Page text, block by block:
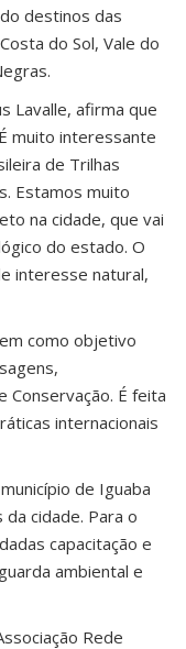
destinos das
do Sol, Vale do
Lavalle, afirma que
muito interessante
de Trilhas
Estamos muito
na cidade, que vai
do estado. O
interesse natural,
como objetivo
Conservação. É feita
internacionais
de Iguaba
cidade. Para o
capacitação e
ambiental e
Rede